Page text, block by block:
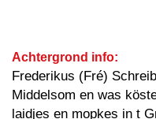
Achtergrond info:
Frederikus (Fré)
Middelsom en was
laidjes en mopkes in t